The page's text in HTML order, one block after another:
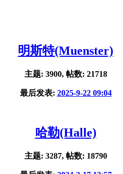
明斯特(Muenster)
主题: 3900, 帖数: 21718
最后发表: 2025-9-22 09:04
哈勒(Halle)
主题: 3287, 帖数: 18790